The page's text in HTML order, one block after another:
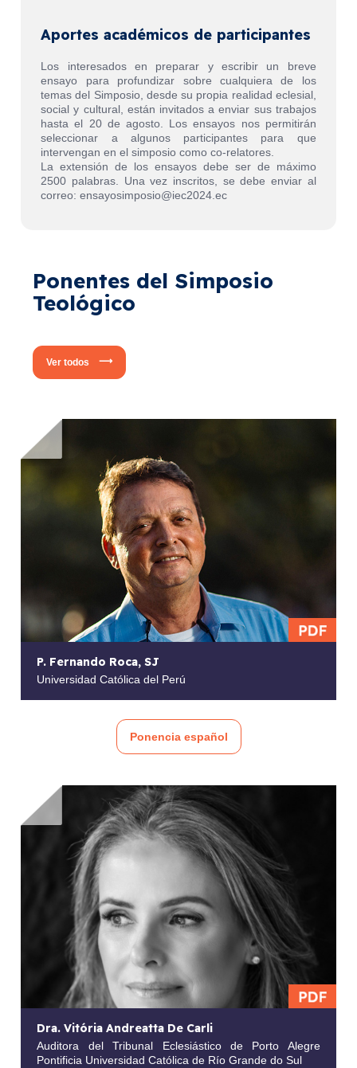
Aportes académicos de participantes
Los interesados en preparar y escribir un breve
ensayo para profundizar sobre cualquiera de los
temas del Simposio, desde su propia realidad eclesial,
social y cultural, están invitados a enviar sus trabajos
hasta el 20 de agosto. Los ensayos nos permitirán
seleccionar a algunos participantes para que
intervengan en el simposio como co-relatores.
La extensión de los ensayos debe ser de máximo
2500 palabras. Una vez inscritos, se debe enviar al
correo: ensayosimposio@iec2024.ec
Ponentes del Simposio
Teológico
Ver todos
P. Fernando Roca, SJ
Universidad Católica del Perú
Ponencia español
Dra. Vitória Andreatta De Carli
Auditora del Tribunal Eclesiástico de Porto Alegre
Pontificia Universidad Católica de Río Grande do Sul